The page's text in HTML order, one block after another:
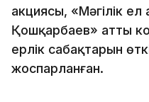
акциясы, «Мәңгілік
Қошқарбаев» атты
ерлік сабақтарын
жоспарланған.